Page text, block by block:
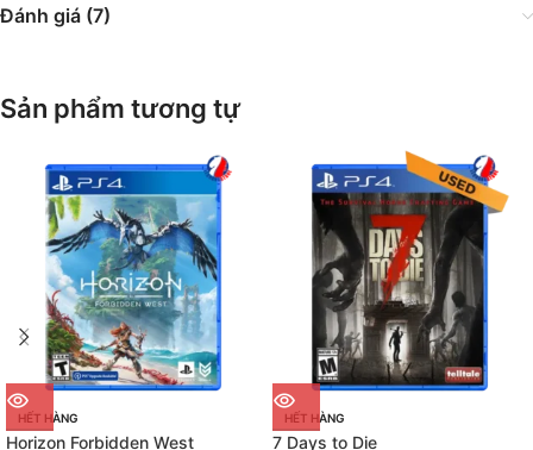
Đánh giá (7)
Sản phẩm tương tự
HẾT HÀNG
Horizon Forbidden West
HẾT HÀNG
7 Days to Die